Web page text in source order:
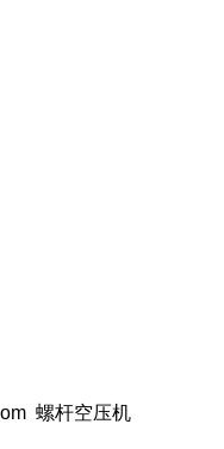
螺杆空压机